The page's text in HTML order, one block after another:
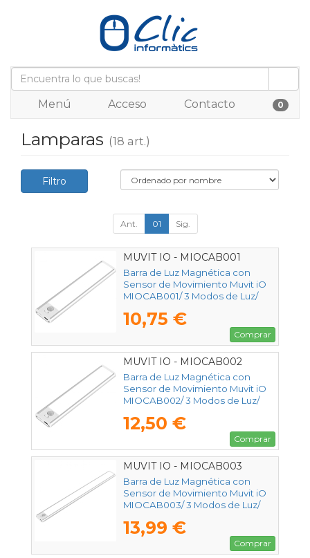
Menú Acceso Contacto 0
Lamparas (18 art.)
Filtro
Ant. 01 Sig.
MUVIT IO - MIOCAB001
Barra de Luz Magnética con
Sensor de Movimiento Muvit iO
MIOCAB001/ 3 Modos de Luz/
10,75 €
Comprar
MUVIT IO - MIOCAB002
Barra de Luz Magnética con
Sensor de Movimiento Muvit iO
MIOCAB002/ 3 Modos de Luz/
12,50 €
Comprar
MUVIT IO - MIOCAB003
Barra de Luz Magnética con
Sensor de Movimiento Muvit iO
MIOCAB003/ 3 Modos de Luz/
13,99 €
Comprar